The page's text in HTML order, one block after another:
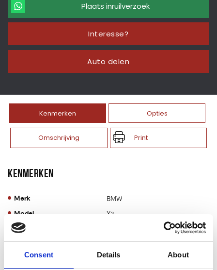
Consent Details About
Plaats inruilverzoek
Interesse?
Auto delen
Kenmerken Opties
Omschrijving Print
KENMERKEN
Merk BMW
Model X3
Type
xDrive30e M-Sport Vernasca-